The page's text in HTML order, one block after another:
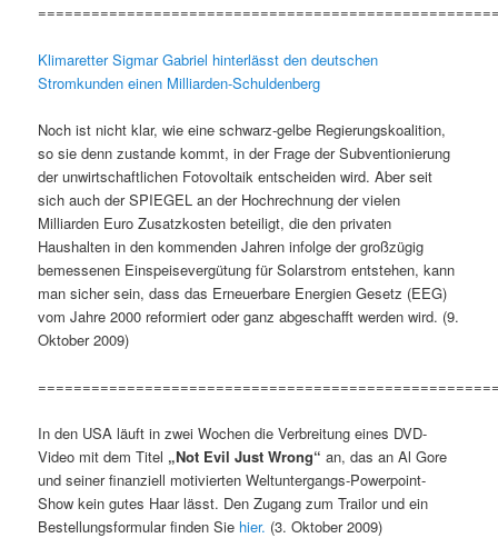
Klimaretter Sigmar Gabriel hinterlässt den deutschen
Stromkunden einen Milliarden-Schuldenberg
Noch ist nicht klar, wie eine schwarz-gelbe Regierungskoalition,
so sie denn zustande kommt, in der Frage der Subventionierung
der unwirtschaftlichen Fotovoltaik entscheiden wird. Aber seit
sich auch der SPIEGEL an der Hochrechnung der vielen
Milliarden Euro Zusatzkosten beteiligt, die den privaten
Haushalten in den kommenden Jahren infolge der großzügig
bemessenen Einspeisevergütung für Solarstrom entstehen, kann
man sicher sein, dass das Erneuerbare Energien Gesetz (EEG)
vom Jahre 2000 reformiert oder ganz abgeschafft werden wird. (9.
Oktober 2009)
In den USA läuft in zwei Wochen die Verbreitung eines DVD-
Video mit dem Titel „Not Evil Just Wrong“an, das an Al Gore
und seiner finanziell motivierten Weltuntergangs-Powerpoint-
Show kein gutes Haar lässt. Den Zugang zum Trailor und ein
Bestellungsformular finden Sie hier. (3. Oktober 2009)